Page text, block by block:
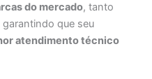
do mercado, tanto
garantindo que seu
atendimento técnico